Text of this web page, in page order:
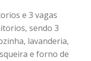
e 3 vagas
sendo 3
lavanderia,
e forno de